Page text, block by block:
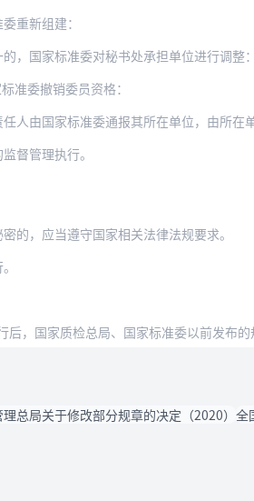
重新组建：
，国家标准委对秘书处承担单位进行调整：
准委撤销委员资格：
人由国家标准委通报其所在单位，由所在
督管理执行。
的，应当遵守国家相关法律法规要求。
，国家质检总局、国家标准委以前发布
总局关于修改部分规章的决定（2020） 全